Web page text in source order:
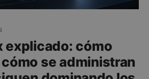
explicado: cómo
se administran